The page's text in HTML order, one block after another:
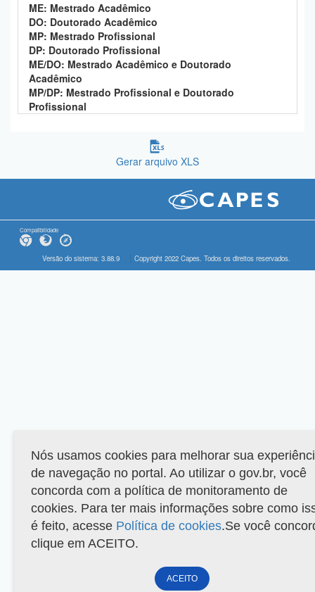
ME: Mestrado Acadêmico
DO: Doutorado Acadêmico
MP: Mestrado Profissional
DP: Doutorado Profissional
ME/DO: Mestrado Acadêmico e Doutorado
Acadêmico
MP/DP: Mestrado Profissional e Doutorado
Profissional
Gerar arquivo XLS
Compatibilidade
Versão do sistema: 3.88.9 Copyright 2022 Capes. Todos os direitos reservados.
Nós usamos cookies para melhorar sua
de navegação no portal. Ao utilizar o gov.br, você
concorda com a política de monitoramento de
cookies. Para ter mais informações sobre como
é feito, acesse Política de cookies.Se você
clique em ACEITO.
ACEITO